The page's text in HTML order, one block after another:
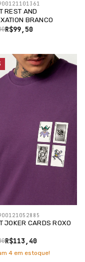
REST AND
BRANCO
R$99,50
JOKER CARDS ROXO
R$113,40
4 em estoque!